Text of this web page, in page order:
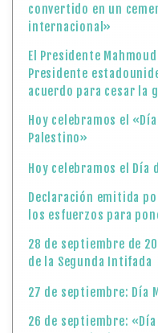
convertido en un
internacional»
El Presidente
Presidente
acuerdo para cesar la
Hoy celebramos el
Palestino»
Hoy celebramos el Día
Declaración emitida
los esfuerzos para
28 de septiembre de
de la Segunda Intifada
27 de septiembre: Día
26 de septiembre: